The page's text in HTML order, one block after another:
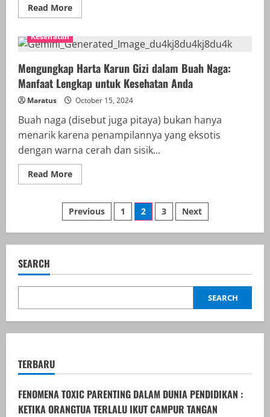
Read MoreRead
more
Tersembunyi
Way
5
Destinasi
Wisata
Wajib
Dikunjungi
Liburan
Tak
Terlupakan!
Kesehatan
Mengungkap Harta Karun Gizi dalam Buah Naga:
Manfaat Lengkap untuk Kesehatan Anda
Maratus October 15, 2024
Buah naga (disebut juga pitaya) bukan hanya
menarik karena penampilannya yang eksotis
dengan warna cerah dan sisik...
Read MoreRead
more
Harta
Karun
Gizi
dalam
untuk
Posts
pagination
Previous 1 2 3 Next
SEARCH
SEARCH
TERBARU
FENOMENA TOXIC PARENTING DALAM DUNIA PENDIDIKAN :
KETIKA ORANGTUA TERLALU IKUT CAMPUR TANGAN